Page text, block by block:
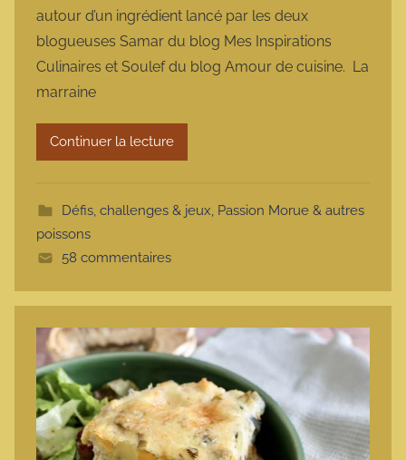
m
a
r
t
t
autour d’un ingrédient lancé par les deux
blogueuses Samar du blog Mes Inspirations
Culinaires et Soulef du blog Amour de cuisine. La
marraine
Continuer la lecture
Défis, challenges & jeux, Passion Morue & autres
poissons
58 commentaires